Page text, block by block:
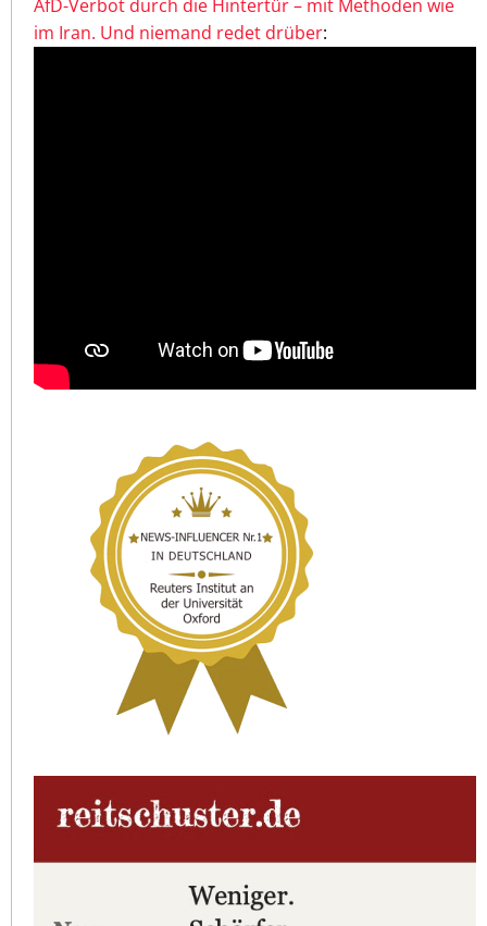
AfD-Verbot durch die Hintertür – mit Methoden wie
im Iran. Und niemand redet drüber: